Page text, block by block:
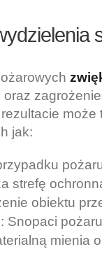
oraz
może
jak:
strefę
obiektu
: Snopaci
mienia